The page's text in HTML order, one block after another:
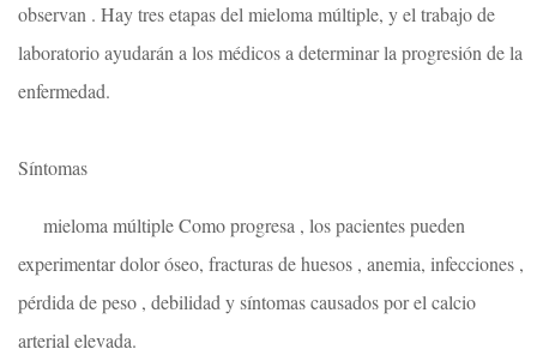
observan . Hay tres etapas del mieloma múltiple, y el trabajo de
laboratorio ayudarán a los médicos a determinar la progresión de la
enfermedad.
Síntomas
mieloma múltiple Como progresa , los pacientes pueden
experimentar dolor óseo, fracturas de huesos , anemia, infecciones ,
pérdida de peso , debilidad y síntomas causados ​​por el calcio
arterial elevada.